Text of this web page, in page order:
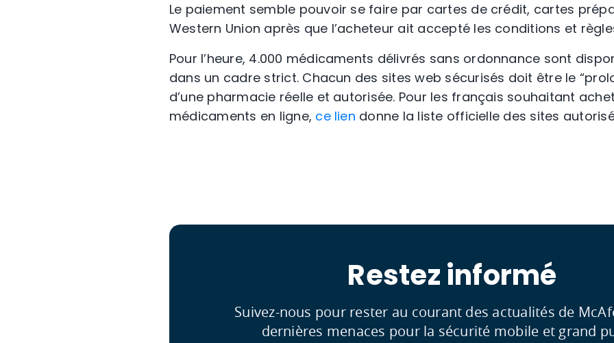
Le paiement semble pouvoir se faire par cartes de crédit, cartes
Western Union après que l’acheteur ait accepté les conditions et
Pour l’heure, 4.000 médicaments délivrés sans ordonnance sont
dans un cadre strict. Chacun des sites web sécurisés doit être le
d’une pharmacie réelle et autorisée. Pour les français souhaitant
médicaments en ligne, ce lien donne la liste officielle des sites
Restez informé
Suivez-nous pour rester au courant des actualités de
dernières menaces pour la sécurité mobile et grand